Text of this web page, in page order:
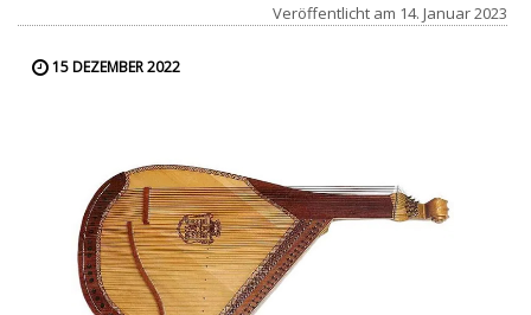
Veröffentlicht am 14. Januar 2023
15 DEZEMBER 2022